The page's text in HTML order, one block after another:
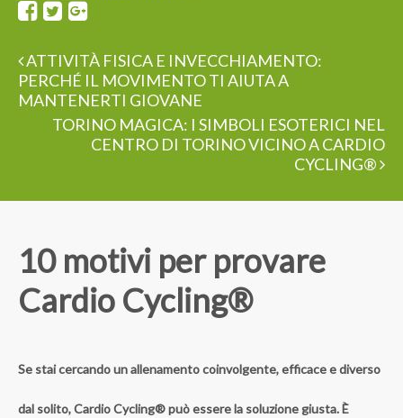
ATTIVITÀ FISICA E INVECCHIAMENTO:
PERCHÉ IL MOVIMENTO TI AIUTA A
MANTENERTI GIOVANE
TORINO MAGICA: I SIMBOLI ESOTERICI NEL
CENTRO DI TORINO VICINO A CARDIO
CYCLING®
10 motivi per provare
Cardio Cycling®
Se stai cercando un allenamento coinvolgente, efficace e diverso
dal solito,Cardio Cycling®può essere la soluzione giusta. È